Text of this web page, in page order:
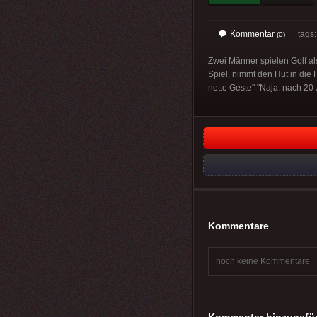
Kommentar (0) tags:
Zwei Männer spielen Golf
Spiel, nimmt den Hut in die
nette Geste" "Naja, nach
Kommentare
noch keine Kommentare